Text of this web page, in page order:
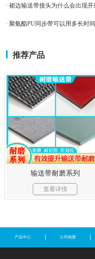
· 聚氨酯PU同步带可以用多长时间
推荐产品
输送带耐磨系列
查看详情
产品中心 公司相册